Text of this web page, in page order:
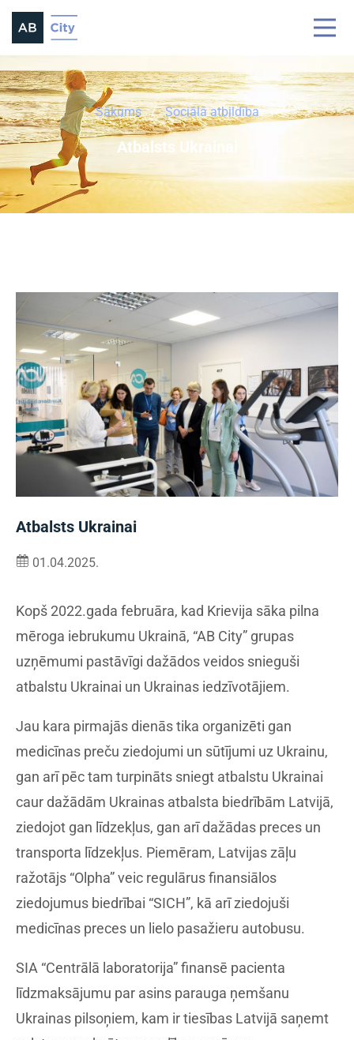
Sākums Sociālā atbildība
Atbalsts Ukrainai
Atbalsts Ukrainai
01.04.2025.
Kopš 2022.gada februāra, kad Krievija sāka pilna
mēroga iebrukumu Ukrainā, “AB City” grupas
uzņēmumi pastāvīgi dažādos veidos snieguši
atbalstu Ukrainai un Ukrainas iedzīvotājiem.
Jau kara pirmajās dienās tika organizēti gan
medicīnas preču ziedojumi un sūtījumi uz Ukrainu,
gan arī pēc tam turpināts sniegt atbalstu Ukrainai
caur dažādām Ukrainas atbalsta biedrībām Latvijā,
ziedojot gan līdzekļus, gan arī dažādas preces un
transporta līdzekļus. Piemēram, Latvijas zāļu
ražotājs “Olpha” veic regulārus finansiālos
ziedojumus biedrībai “SICH”, kā arī ziedojuši
medicīnas preces un lielo pasažieru autobusu.
SIA “Centrālā laboratorija” finansē pacienta
līdzmaksājumu par asins parauga ņemšanu
Ukrainas pilsoņiem, kam ir tiesības Latvijā saņemt